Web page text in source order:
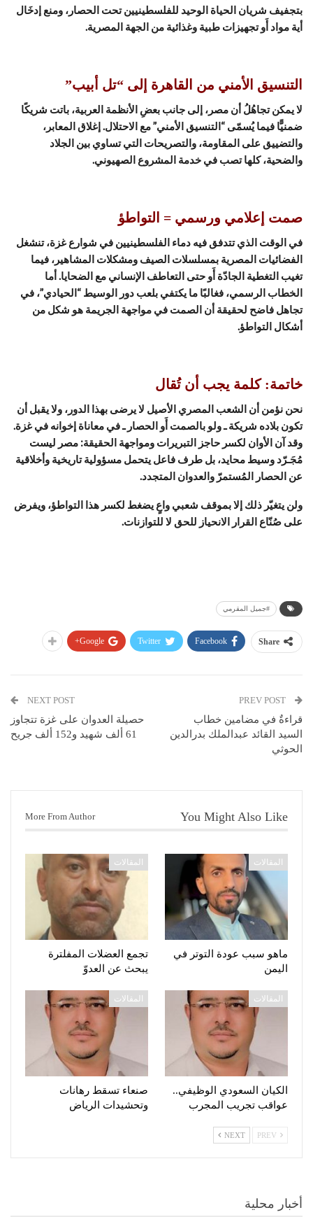
بتجفيف شريان الحياة الوحيد للفلسطينيين تحت الحصار، ومنع إدخَال
أية مواد أَو تجهيزات طبية وغذائية من الجهة المصرية.
التنسيق الأمني من القاهرة إلى “تل أبيب”
لا يمكن تجاهُلُ أن مصر، إلى جانب بعضِ الأنظمة العربية، باتت شريكًا
ضمنيًّا فيما يُسمّى “التنسيق الأمني” مع الاحتلال. إغلاق المعابر،
والتضييق على المقاومة، والتصريحات التي تساوي بين الجلاد
والضحية، كلها تصب في خدمة المشروع الصهيوني.
صمت إعلامي ورسمي = التواطؤ
في الوقت الذي تتدفق فيه دماء الفلسطينيين في شوارع غزة، تنشغل
الفضائيات المصرية بمسلسلات الصيف ومشكلات المشاهير، فيما
تغيب التغطية الجادّة أَو حتى التعاطف الإنساني مع الضحايا. أما
الخطاب الرسمي، فغالبًا ما يكتفي بلعب دور الوسيط “الحيادي”، في
تجاهل فاضح لحقيقة أن الصمت في مواجهة الجريمة هو شكل من
أشكال التواطؤ.
خاتمة: كلمة يجب أن تُقال
نحن نؤمن أن الشعب المصري الأصيل لا يرضى بهذا الدور، ولا يقبل أن
تكون بلاده شريكة ـ ولو بالصمت أَو الحصار ـ في معاناة إخوانه في غزة.
وقد آن الأوان لكسر حاجز التبريرات ومواجهة الحقيقة: مصر ليست
مُجَـرّد وسيط محايد، بل طرف فاعل يتحمل مسؤولية تاريخية وأخلاقية
عن الحصار المُستمرّ والعدوان المتجدد.
ولن يتغيّر ذلك إلا بموقف شعبي واعٍ يضغط لكسر هذا التواطؤ، ويفرض
على صُنّاع القرار الانحياز للحق لا للتوازنات.
#جميل المقرمي
Share
Facebook
Twitter
Google+
قراءةٌ في مضامين خطاب
السيد القائد عبدالملك بدرالدين
الحوثي
NEXT POST
حصيلة العدوان على غزة تتجاوز
61 ألف شهيد و152 ألف جريح
You Might Also Like
More From Author
المقالات
ماهو سبب عودة التوتر في
اليمن
المقالات
تجمع العضلات المفلترة
يبحث عن العدوّ
المقالات
الكيان السعودي الوظيفي..
عواقب تجريب المجرب
المقالات
صنعاء تسقط رهانات
وتحشيدات الرياض
NEXT
أخبار محلية